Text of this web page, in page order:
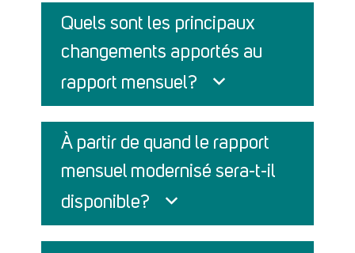
Quels sont les principaux
changements apportés au
rapport mensuel?
À partir de quand le rapport
mensuel modernisé sera-t-il
disponible?